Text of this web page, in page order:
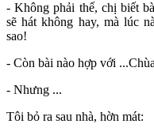
- Không phải thế, chị biết
sẽ hát không hay, mà lúc
sao!
- Còn bài nào hợp với
- Nhưng ...
Tôi bỏ ra sau nhà, hờn mát: